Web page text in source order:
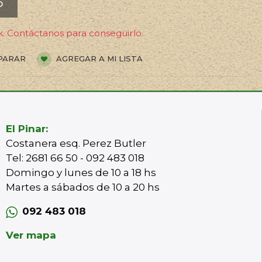
Contáctanos para conseguirlo.
AGREGAR A MI LISTA
El Pinar:
Costanera esq. Perez Butler
Tel: 2681 66 50 - 092 483 018
Domingo y lunes de 10 a 18 hs
Martes a sábados de 10 a 20 hs
092 483 018
Ver mapa